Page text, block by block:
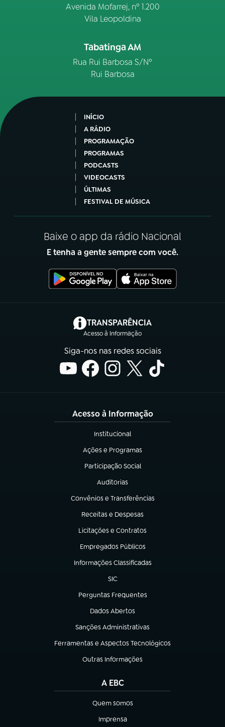
Avenida Mofarrej, nº 1.200
Vila Leopoldina
Tabatinga AM
Rua Rui Barbosa S/Nº
Rui Barbosa
INÍCIO
A RÁDIO
PROGRAMAÇÃO
PROGRAMAS
PODCASTS
VIDEOCASTS
ÚLTIMAS
FESTIVAL DE MÚSICA
Baixe o app da rádio Nacional
E tenha a gente sempre com você.
TRANSPARÊNCIA
Acesso à Informação
(abre em nova aba)
Siga-nos nas redes sociais
Acesso à Informação
Institucional
(abre em nova aba)
Ações e Programas
(abre em nova aba)
Participação Social
(abre em nova aba)
Auditorias
(abre em nova aba)
Convênios e Transferências
(abre em nova aba)
Receitas e Despesas
(abre em nova aba)
Licitações e Contratos
(abre em nova aba)
Empregados Públicos
(abre em nova aba)
Informações Classificadas
(abre em nova aba)
SIC
(abre em nova aba)
Perguntas Frequentes
(abre em nova aba)
Dados Abertos
(abre em nova aba)
Sanções Administrativas
(abre em nova aba)
Ferramentas e Aspectos Tecnológicos
(abre em nova aba)
Outras Informações
(abre em nova aba)
A EBC
Quem somos
(abre em nova aba)
Imprensa
(abre em nova aba)